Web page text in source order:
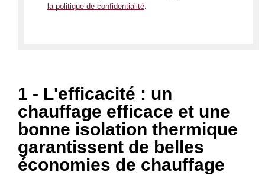
la politique de confidentialité
1 - L'efficacité : un
chauffage efficace et une
bonne isolation thermique
garantissent de belles
économies de chauffage